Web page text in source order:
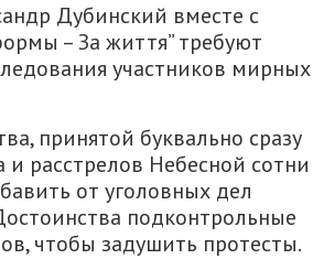
Дубинский вместе с
– За життя” требуют
участников мирных
принятой буквально сразу
и расстрелов Небесной
от уголовных дел
подконтрольные
чтобы задушить протесты.